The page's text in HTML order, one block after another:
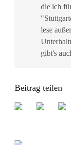
die ich
lese
gibt's
Beitrag teilen